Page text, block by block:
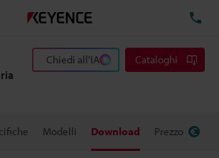
Chiedi all'IA Cataloghi
Modelli Download Prezzo